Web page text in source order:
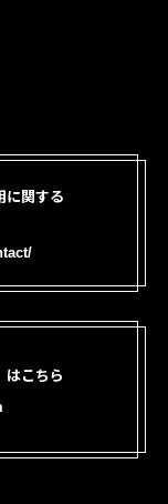
に関する
はこちら